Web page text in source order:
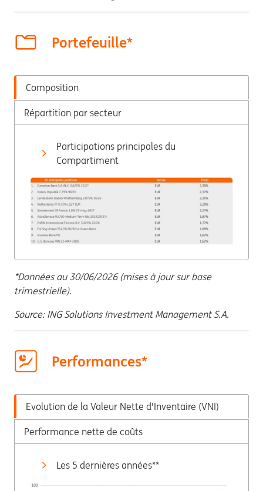
Portefeuille*
Composition
Répartition par secteur
Participations principales du
Compartiment
*Données au 30/06/2026 (mises à jour sur base
trimestrielle).
Source: ING Solutions Investment Management S.A.
Performances*
Evolution de la Valeur Nette d'Inventaire (VNI)
Performance nette de coûts
Les 5 dernières années**